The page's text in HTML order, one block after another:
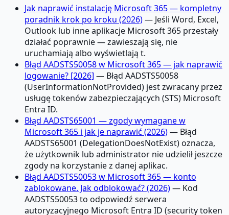
Jak naprawić instalację Microsoft 365 — kompletny
poradnik krok po kroku (2026)— Jeśli Word, Excel,
Outlook lub inne aplikacje Microsoft 365 przestały
działać poprawnie — zawieszają się, nie
uruchamiają albo wyświetlają t.
Błąd AADSTS50058 w Microsoft 365 — jak naprawić
logowanie? [2026] — Błąd AADSTS50058
(UserInformationNotProvided) jest zwracany przez
usługę tokenów zabezpieczających (STS) Microsoft
Entra ID.
Błąd AADSTS65001 — zgody wymagane w
Microsoft 365 i jak je naprawić (2026)— Błąd
AADSTS65001 (DelegationDoesNotExist) oznacza,
że użytkownik lub administrator nie udzielił jeszcze
zgody na korzystanie z danej aplikac.
Błąd AADSTS50053 w Microsoft 365 — konto
zablokowane. Jak odblokować? (2026)— Kod
AADSTS50053 to odpowiedź serwera
autoryzacyjnego Microsoft Entra ID (security token